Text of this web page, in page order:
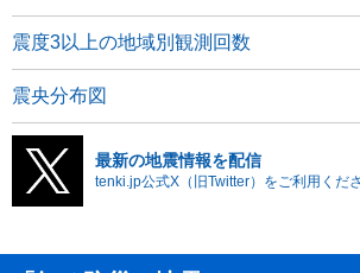
震度3以上の地域別観測回数
震央分布図
最新の地震情報を配信
tenki.jp公式X（旧Twitter）をご利用くださ